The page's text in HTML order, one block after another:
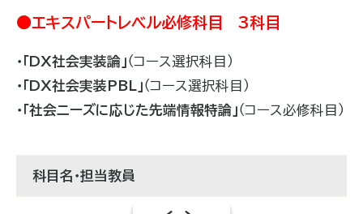
●エキスパートレベル必修科目 3科目
・「DX社会実装論」（コース選択科目）
・「DX社会実装PBL」（コース選択科目）
・「社会ニーズに応じた先端情報特論」（コース必修科目）
科目名・担当教員